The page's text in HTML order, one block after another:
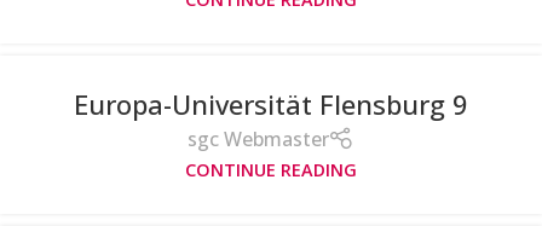
Europa-Universität Flensburg 9
sgc Webmaster
CONTINUE READING